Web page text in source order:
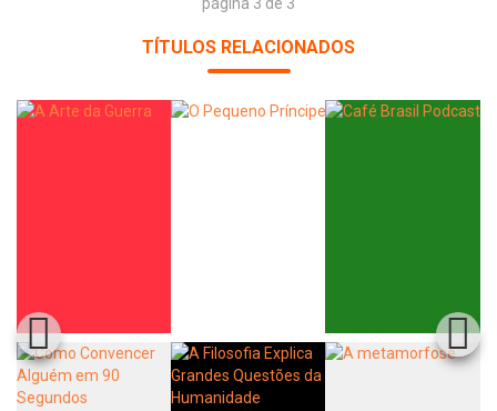
TÍTULOS RELACIONADOS